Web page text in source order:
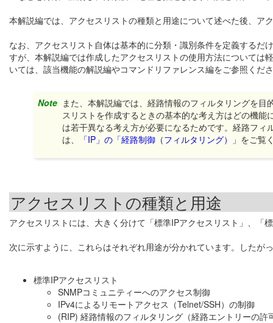
本解説編では、アクセスリストの種類と用途について述べた後、ア
なお、アクセスリスト自体は基本的に分類・識別条件を定義する
すが、本解説編では作成したアクセスリストの使用方法について
いては、該当機能の解説編やコマンドリファレンス編をご参照くだ
Note また、本解説編では、経路情報のフィルタリングを
スリストを作成するときの基本的な考え方はどの機
は若干異なる考え方が必要になるためです。経路フ
は、
「IP」の「経路制御（フィルタリング）」 をご覧
アクセスリストの種類と用途
アクセスリストには、大きく分けて「標準IPアクセスリスト」、
次に示すように、これらはそれぞれ用途が分かれています。した
標準IPアクセスリスト
SNMPコミュニティーへのアクセス制御
IPv4によるリモートアクセス（Telnet/SSH）の制御
(RIP) 経路情報のフィルタリング（経路エントリーの許